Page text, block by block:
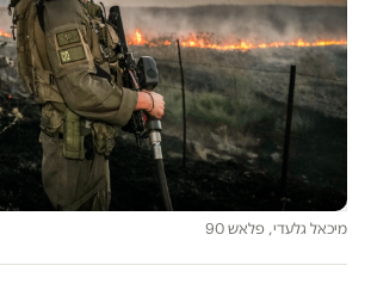
מיכאל גלעדי, פלאש 90